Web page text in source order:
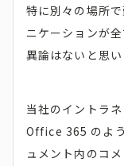
特に別々の場所
ニケーションが
異論はないと思い
当社のイントラ
Office 365 のよ
ュメント内のコ